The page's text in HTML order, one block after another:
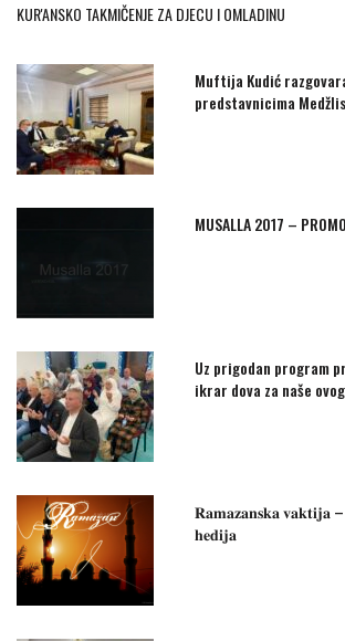
KUR'ANSKO TAKMIČENJE ZA DJECU I OMLADINU
Muftija Kudić
predstavnicima
MUSALLA 2017 –
Uz prigodan program
ikrar dova za naše
𝐑𝐚𝐦𝐚𝐳𝐚𝐧𝐬𝐤𝐚 𝐯𝐚𝐤𝐭𝐢𝐣𝐚 –
𝐡𝐞𝐝𝐢𝐣𝐚